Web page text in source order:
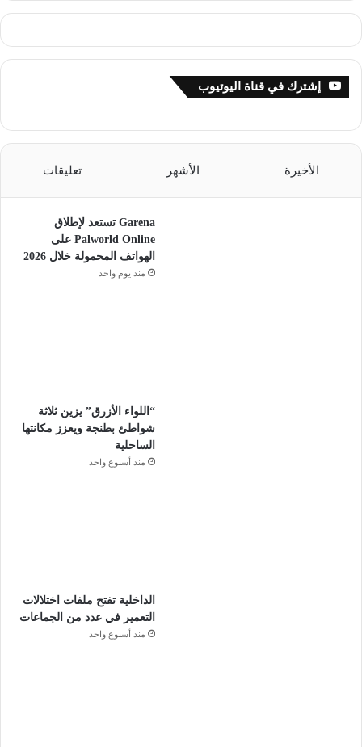
إشترك في قناة اليوتيوب
الأخيرة الأشهر تعليقات
Garena تستعد لإطلاق
Palworld Online على
الهواتف المحمولة خلال 2026
منذ يوم واحد
“اللواء الأزرق” يزين ثلاثة
شواطئ بطنجة ويعزز مكانتها
الساحلية
منذ أسبوع واحد
الداخلية تفتح ملفات اختلالات
التعمير في عدد من الجماعات
منذ أسبوع واحد